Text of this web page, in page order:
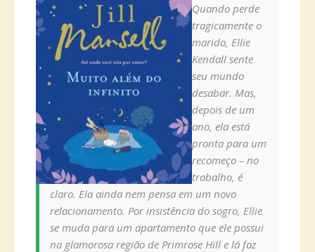
Quando perde
tragicamente o
marido, Ellie
Kendall sente
seu mundo
desabar. Mas,
depois de um
ano, ela está
pronta para um
recomeço – no
trabalho, é
claro. Ela ainda nem pensa em um novo
relacionamento. Por insistência do sogro, Ellie
se muda para um apartamento que ele possui
na glamorosa região de Primrose Hill e lá faz